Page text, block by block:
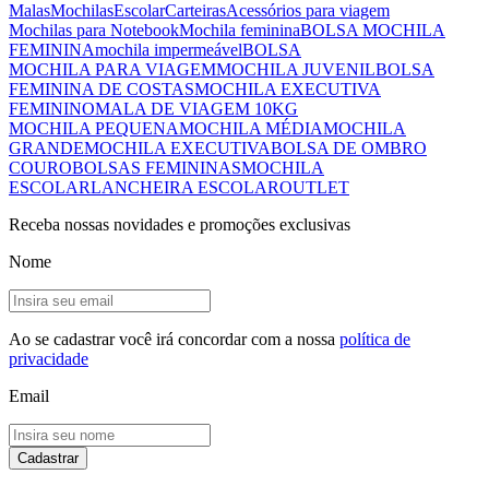
MalasMochilasEscolarCarteirasAcessórios para viagem
Mochilas para NotebookMochila femininaBOLSA MOCHILA
FEMININAmochila impermeávelBOLSA
MOCHILA PARA VIAGEMMOCHILA JUVENILBOLSA
FEMININA DE COSTASMOCHILA EXECUTIVA
FEMININOMALA DE VIAGEM 10KG
MOCHILA PEQUENAMOCHILA MÉDIAMOCHILA
GRANDEMOCHILA EXECUTIVABOLSA DE OMBRO
COUROBOLSAS FEMININASMOCHILA
ESCOLARLANCHEIRA ESCOLAROUTLET
Receba nossas novidades e promoções exclusivas
Nome
Ao se cadastrar você irá concordar com a nossa política de
privacidade
Email
Cadastrar